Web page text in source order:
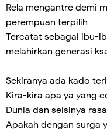
Rela mengantre demi
perempuan terpilih
Tercatat sebagai ibu-
melahirkan generasi
Sekiranya ada kado
Kira-kira apa ya yang
Dunia dan seisinya
Apakah dengan surga